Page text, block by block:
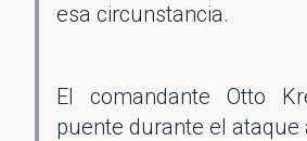
esa circunstancia.
El comandante Otto
puente durante el ataque